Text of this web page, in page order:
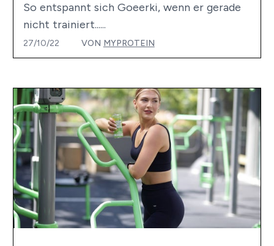
So entspannt sich Goeerki, wenn er gerade
nicht trainiert......
27/10/22 VON MYPROTEIN